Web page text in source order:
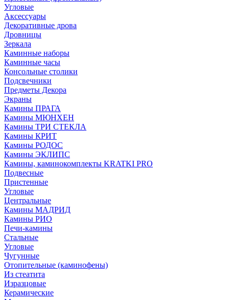
Угловые
Аксессуары
Декоративные дрова
Дровницы
Зеркала
Каминные наборы
Каминные часы
Консольные столики
Подсвечники
Предметы Декора
Экраны
Камины ПРАГА
Камины МЮНХЕН
Камины ТРИ СТЕКЛА
Камины КРИТ
Камины РОДОС
Камины ЭКЛИПС
Камины, каминокомплекты KRATKI PRO
Подвесные
Пристенные
Угловые
Центральные
Камины МАДРИД
Камины РИО
Печи-камины
Стальные
Угловые
Чугунные
Отопительные (каминофены)
Из стеатита
Изразцовые
Керамические